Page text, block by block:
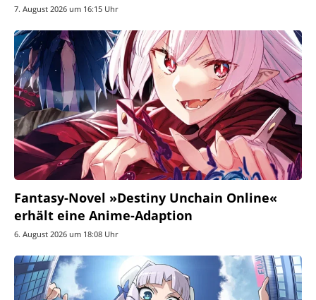
7. August 2026 um 16:15 Uhr
Fantasy-Novel »Destiny Unchain Online«
erhält eine Anime-Adaption
6. August 2026 um 18:08 Uhr